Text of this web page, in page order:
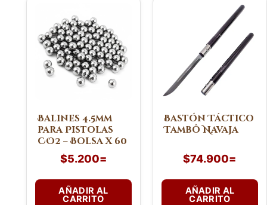
Balines 4.5mm
para Pistolas
CO2 – Bolsa x 60
$5.200=
AÑADIR AL
CARRITO
Bastón Táctico
Tambô Navaja
$74.900=
AÑADIR AL
CARRITO